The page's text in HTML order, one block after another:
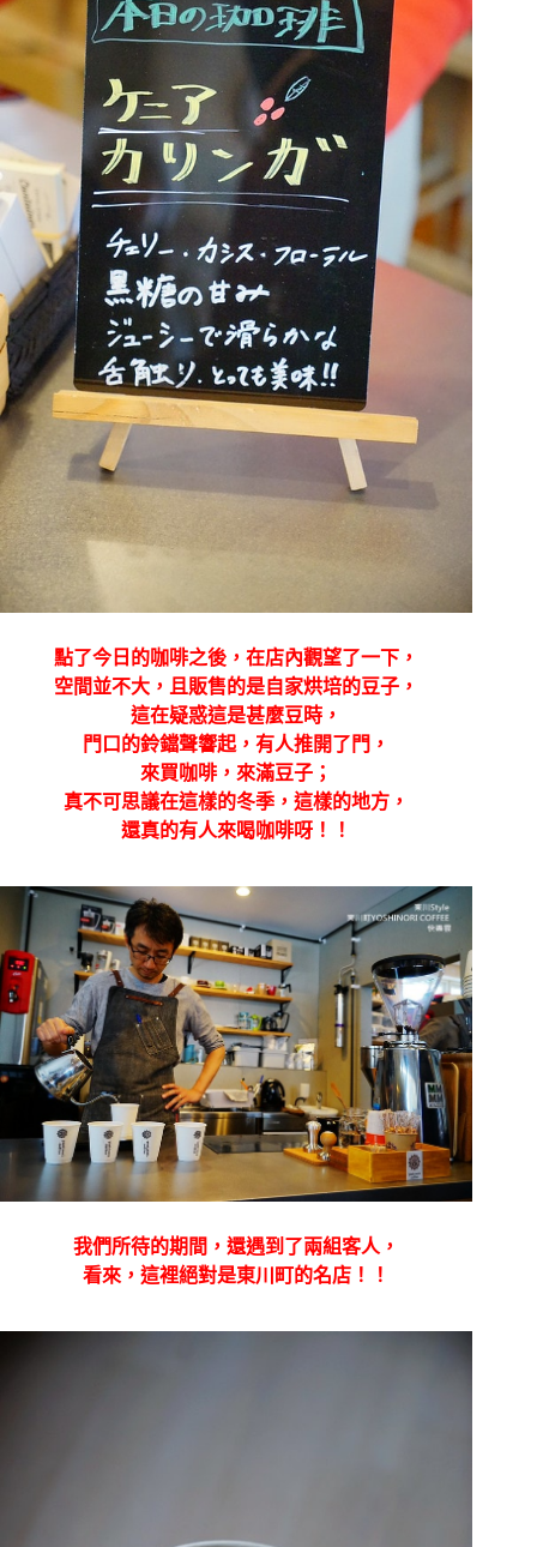
點了今日的咖啡之後，在店內觀望了一下，
空間並不大，且販售的是自家烘培的豆子，
這在疑惑這是甚麼豆時，
門口的鈴鐺聲響起，有人推開了門，
來買咖啡，來滿豆子；
真不可思議在這樣的冬季，這樣的地方，
還真的有人來喝咖啡呀！！
我們所待的期間，還遇到了兩組客人，
看來，這裡絕對是東川町的名店！！